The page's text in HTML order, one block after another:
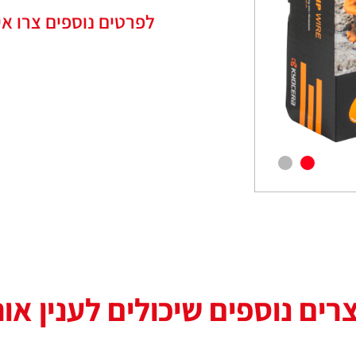
לפרטים נוספים צרו
נוספים שיכולים לענין